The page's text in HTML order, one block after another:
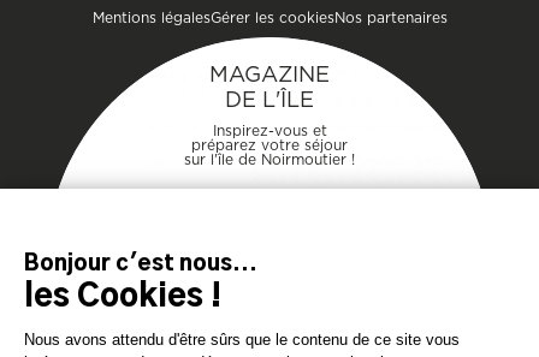
Mentions légalesGérer les cookiesNos partenaires
MAGAZINE
DE L'ÎLE
Inspirez-vous et
préparez votre séjour
sur l'île de Noirmoutier !
TÉLÉCHARGEZ